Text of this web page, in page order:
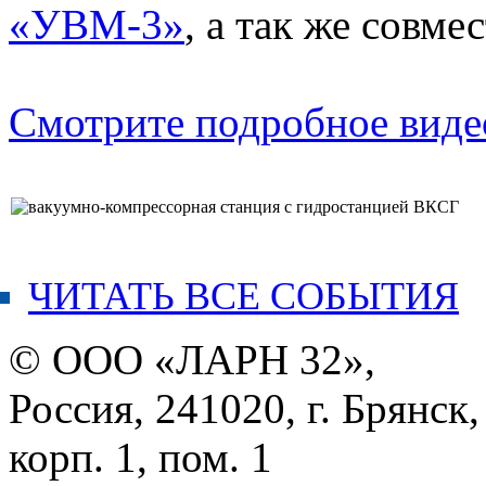
«УВМ-3», а так же
Смотрите подробное
ЧИТАТЬ ВСЕ СОБЫТИЯ
© ООО «ЛАРН 32»,
Россия, 241020, г.
корп. 1, пом. 1